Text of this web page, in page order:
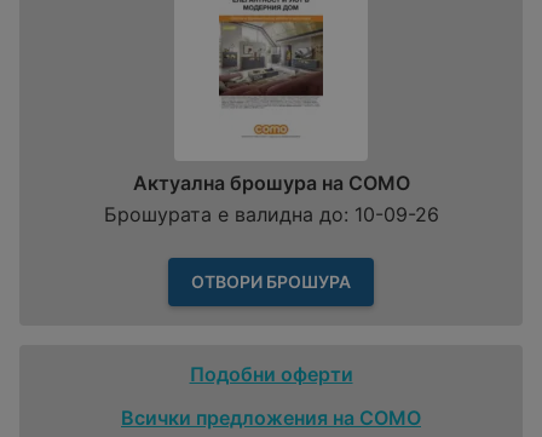
Актуална брошура на COMO
Брошурата е валидна до: 10-09-26
ОТВОРИ БРОШУРА
Подобни оферти
Всички предложения на COMO